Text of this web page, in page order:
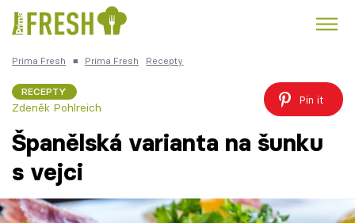
Česká kuchyně
Témata
Prima Fresh ■ Prima Fresh Recepty
RECEPTY
Zdeněk Pohlreich
Pin it
Španělská varianta na šunku
s vejci